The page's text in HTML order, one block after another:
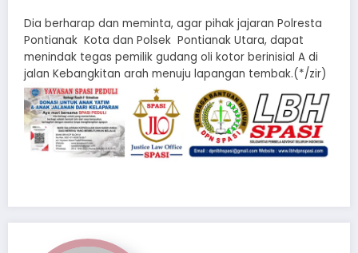
Dia berharap dan meminta, agar pihak jajaran Polresta
Pontianak Kota dan Polsek Pontianak Utara, dapat
menindak tegas pemilik gudang oli kotor berinisial A di
jalan Kebangkitan arah menuju lapangan tembak.(*/zir)